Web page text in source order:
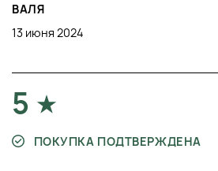
ВАЛЯ
13 июня 2024
5
ПОКУПКА ПОДТВЕРЖДЕНА